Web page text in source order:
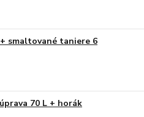
smaltované taniere 6
70 L + horák